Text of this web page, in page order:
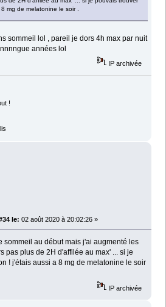
mg de melatonine le soir .
sommeil lol , pareil je dors 4h max par nuit
années lol
IP archivée
!
le: 02 août 2020 à 20:02:26 »
sommeil au début mais j'ai augmenté les
pas plus de 2H d'affilée au max' ... si je
! j'étais aussi a 8 mg de melatonine le soir
IP archivée